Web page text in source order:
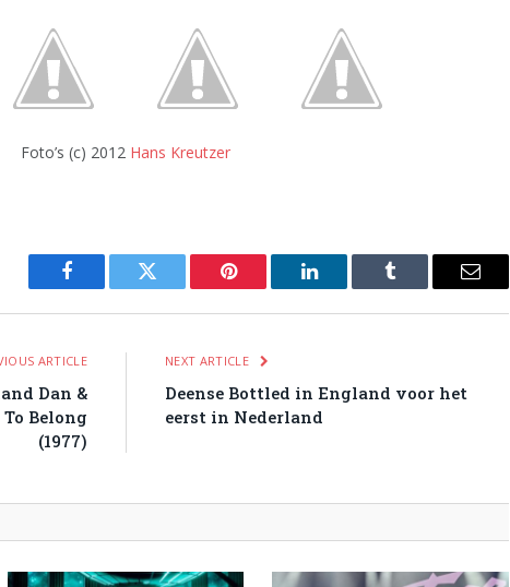
Foto’s (c) 2012 Hans Kreutzer
Facebook Twitter Pinterest LinkedIn Tumblr Email
ARTICLE
Dan &
Belong
(1977)
NEXT ARTICLE
Deense Bottled in England voor het
eerst in Nederland